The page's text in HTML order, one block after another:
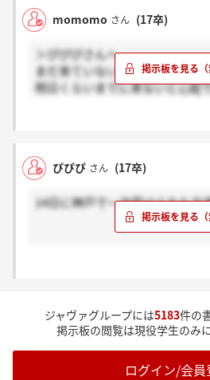
momomo さん (17卒)
＞ぴぴぴさんへ
まだ来ていないです＞_＜
明日くらいまでに来ないと心配
ぴぴぴ さん (17卒)
14日に神戸で一次受けられた方
ジャヴァグループには5183件の
掲示板の閲覧は現役学生のみ
ログイン/会員